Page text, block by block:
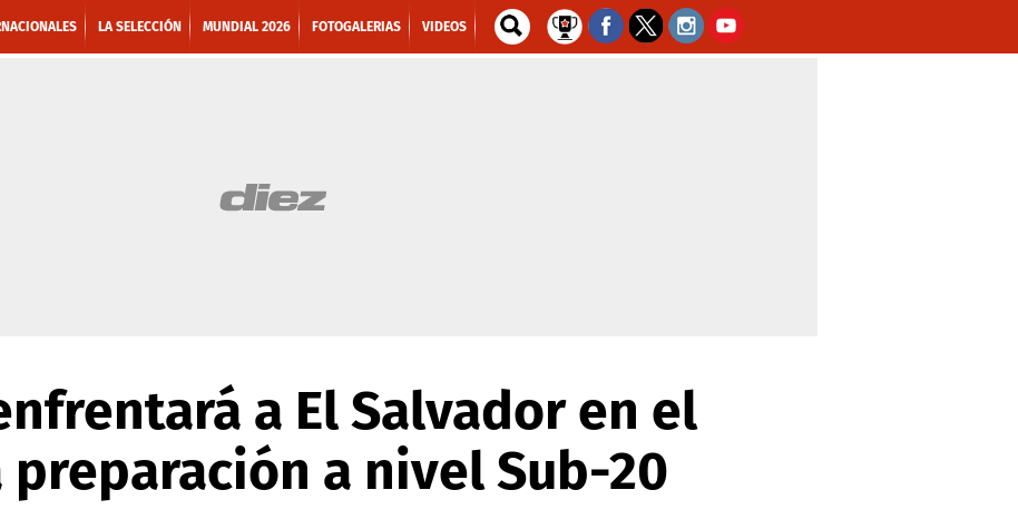
LA SELECCIÓN MUNDIAL 2026 FOTOGALERIAS VIDEOS
a El Salvador en el
a nivel Sub-20